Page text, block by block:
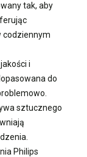
tak, aby
codziennym
i
do
sztucznego
Philips